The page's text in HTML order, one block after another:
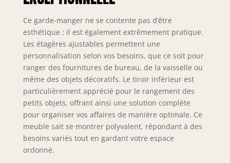
la fois réglables et
amovibles, avec
trois options de
hauteur qui
répondent à vos
différentes
préférences de
rangement
Élégance rustique
assortie : notre
grande armoire de
rangement de
Ce garde-manger ne se contente pas d’être
esthétique ; il est également extrêmement pratique.
Les étagères ajustables permettent une
personnalisation selon vos besoins, que ce soit pour
ranger des fournitures de bureau, de la vaisselle ou
même des objets décoratifs. Le tiroir inférieur est
particulièrement apprécié pour le rangement des
petits objets, offrant ainsi une solution complète
pour organiser vos affaires de manière optimale. Ce
meuble sait se montrer polyvalent, répondant à des
besoins variés tout en gardant votre espace
ordonné.